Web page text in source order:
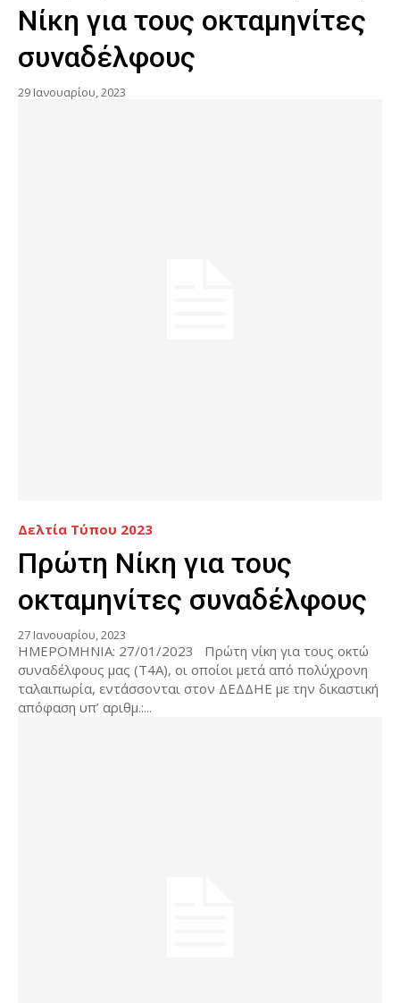
Νίκη για τους οκταμηνίτες
συναδέλφους
29 Ιανουαρίου, 2023
Δελτία Τύπου 2023
Πρώτη Νίκη για τους
οκταμηνίτες συναδέλφους
27 Ιανουαρίου, 2023
ΗΜΕΡΟΜΗΝΙΑ: 27/01/2023 Πρώτη νίκη για τους οκτώ
συναδέλφους μας (Τ4Α), οι οποίοι μετά από πολύχρονη
ταλαιπωρία, εντάσσονται στον ΔΕΔΔΗΕ με την δικαστική
απόφαση υπ’ αριθμ.:...